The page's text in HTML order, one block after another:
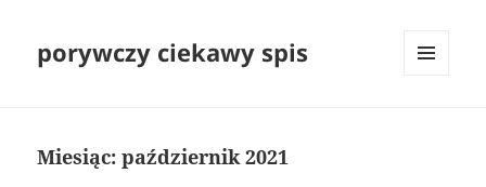
porywczy ciekawy spis
Miesiąc:październik 2021